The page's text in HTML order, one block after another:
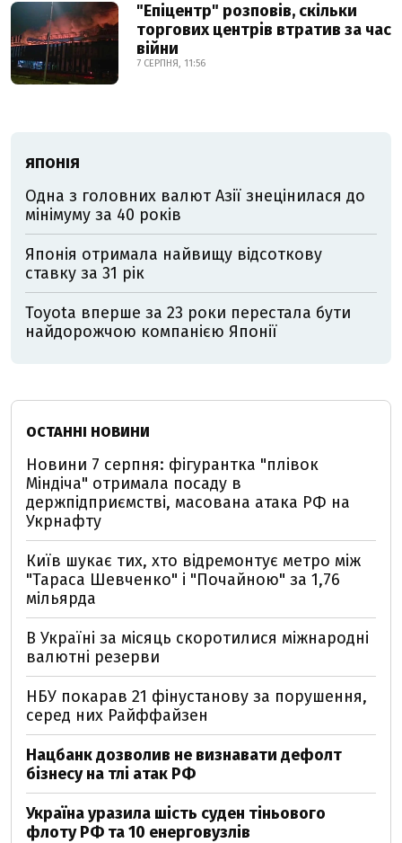
"Епіцентр" розповів, скільки
торгових центрів втратив за час
війни
7 СЕРПНЯ, 11:56
ЯПОНІЯ
Одна з головних валют Азії знецінилася до
мінімуму за 40 років
Японія отримала найвищу відсоткову
ставку за 31 рік
Toyota вперше за 23 роки перестала бути
найдорожчою компанією Японії
ОСТАННІ НОВИНИ
Новини 7 серпня: фігурантка "плівок
Міндіча" отримала посаду в
держпідприємстві, масована атака РФ на
Укрнафту
Київ шукає тих, хто відремонтує метро між
"Тараса Шевченко" і "Почайною" за 1,76
мільярда
В Україні за місяць скоротилися міжнародні
валютні резерви
НБУ покарав 21 фінустанову за порушення,
серед них Райффайзен
Нацбанк дозволив не визнавати дефолт
бізнесу на тлі атак РФ
Україна уразила шість суден тіньового
флоту РФ та 10 енерговузлів